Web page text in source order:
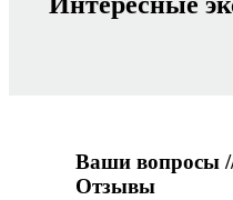
Ваши вопросы
Отзывы